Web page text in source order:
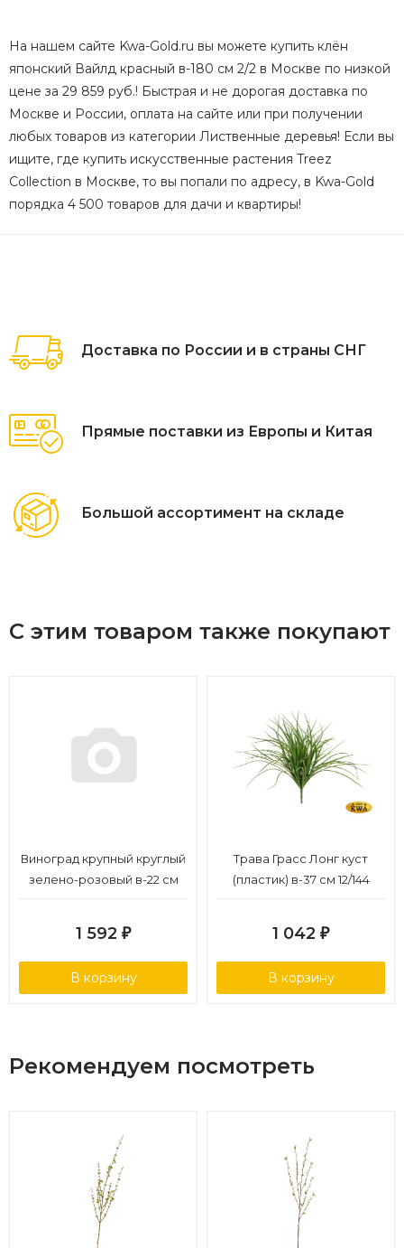
На нашем сайте Kwa-Gold.ru вы можете купить клён
японский Вайлд красный в-180 см 2/2 в Москве по низкой
цене за 29 859 руб.! Быстрая и не дорогая доставка по
Москве и России, оплата на сайте или при получении
любых товаров из категории Лиственные деревья! Если вы
ищите, где купить искусственные растения Treez
Collection в Москве, то вы попали по адресу, в Kwa-Gold
порядка 4 500 товаров для дачи и квартиры!
Доставка по России и в страны СНГ
Прямые поставки из Европы и Китая
Большой ассортимент на складе
С этим товаром также покупают
Виноград крупный круглый
зелено-розовый в-22 см
1 592 ₽
В корзину
Трава Грасс Лонг куст
(пластик) в-37 см 12/144
1 042 ₽
В корзину
Рекомендуем посмотреть